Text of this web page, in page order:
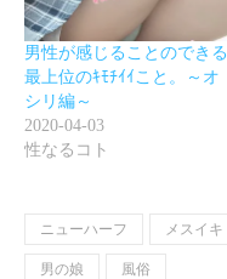
男性が感じることのできる
最上位のｷﾓﾁｲｲこと。～オ
シリ編～
2020-04-03
性なるコト
ニューハーフ メスイキ
男の娘 風俗